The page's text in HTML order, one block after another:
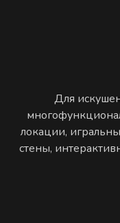
Для
локации,
стены,